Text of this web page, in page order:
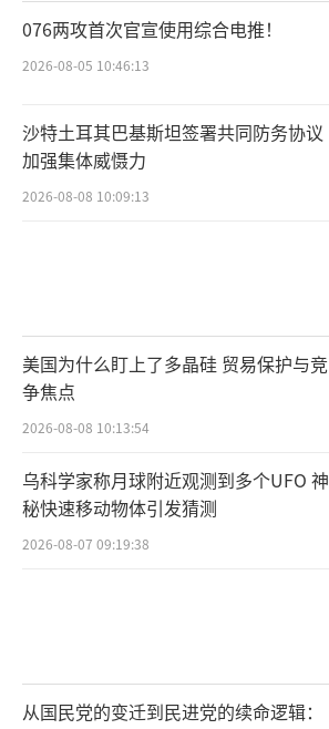
076两攻首次官宣使用综合电推！
2026-08-05 10:46:13
沙特土耳其巴基斯坦签署共同防务协议
加强集体威慑力
2026-08-08 10:09:13
美国为什么盯上了多晶硅 贸易保护与竞
争焦点
2026-08-08 10:13:54
乌科学家称月球附近观测到多个UFO 神
秘快速移动物体引发猜测
2026-08-07 09:19:38
从国民党的变迁到民进党的续命逻辑：